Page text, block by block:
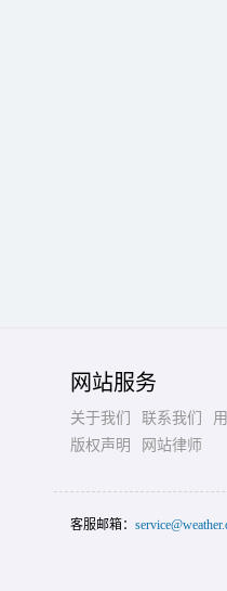
网站服务
关于我们 联系我们
版权声明
网站律师
客服邮箱：